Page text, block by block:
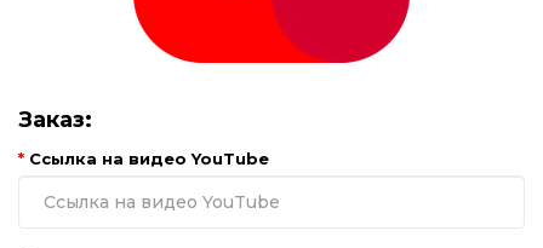
Заказ:
Ссылка на видео YouTube